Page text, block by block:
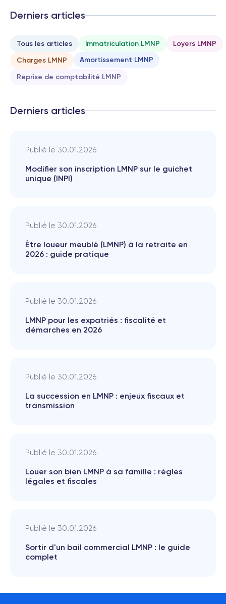
Derniers articles
Tous les articles Immatriculation LMNP
Loyers LMNP
Charges LMNP
Amortissement LMNP
Reprise de comptabilité LMNP
Derniers articles
Publié le 30.01.2026
Modifier son inscription LMNP sur le guichet
unique (INPI)
Publié le 30.01.2026
Être loueur meublé (LMNP) à la retraite en
2026 : guide pratique
Publié le 30.01.2026
LMNP pour les expatriés : fiscalité et
démarches en 2026
Publié le 30.01.2026
La succession en LMNP : enjeux fiscaux et
transmission
Publié le 30.01.2026
Louer son bien LMNP à sa famille : règles
légales et fiscales
Publié le 30.01.2026
Sortir d'un bail commercial LMNP : le guide
complet